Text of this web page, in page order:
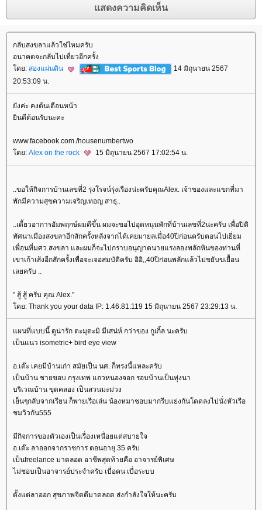
กลับสงขลาแล้วใช่ไหมครับ
อนาคตจะกลับไปเที่ยวอีกครั้ง
ดย: สองแผ่นดิน
14 มิถุนายน 2567
20:53:09 น.
ังค่ะ คงต้นเดือนหน้า
ินดีต้อนรับนะคะ
www.facebook.com./housenumbertwo
ดย: Alex on the rock 15 มิถุนายน 2567 17:02:54 น.
..ขอให้กิจการบ้านเลขที่2 รุ่งโรจน์รุ่งเรืองน่ะครับคุณAlex. เจ้าของและแขกที่มา
พักมีความสุขความเจริญเทอญ สาธุ..
..เดี้ยวอาการอัมพฤกษ์ผมดีขึ้น ผมจะขอไปอุดหนุนพักที่บ้านเลขที่2น่ะครับ เพื่อปิติ
ทัศนาเมืองสงขลาอีกสักครั้งหลังจากได้เคยมายลเมื่อ40ปีก่อนครับตอนไปเยี่ยม
เพื่อนที่มศว.สงขลา และผมก็จะไปกราบอนุญาตนายแรงลองพลักหินของท่านที่
เขาเก้าเส้งอีกสักครั้งเพื่อจะเจอสมบัติครับ อิอิ,,40ปีก่อนพลักแล้วไม่ขยับขเยื้อน
เลยครับ ..
" สู้ สู้ ครับ คุณ Alex."
ดย: Thank you your data IP: 1.46.81.119 15 มิถุนายน 2567 23:29:13 น.
ผนที่แบบนี้ ดูน่ารัก ตะมุตะมิ มีเสน่ห์ กว่าของ กูเกิ้ล นะครับ
เป็นแนว isometric+ bird eye view
อ.เต๊ะ เคยมีบ้านเก่า สมัยเป็น นศ. ก็ทรงนี้แหละครับ
เป็นบ้าน ชายขอบ กรุงเทพ แถวหนองจอก รอบบ้านเป็นทุ่งนา
บริเวณบ้าน ขุดคลอง เป็นสวนมะม่วง
เย็นๆกลับจากเรียน ก็พายเรือเล่น น้องหมาชอบมากรีบแย่งกันโดดลงไปนั่งหัวเรือ
ชมวิวกัน555
มีกิจการของตัวเองเป็นเรื่องเหนื่อยแต่สบายใจ
อ.เต๊ะ ลาออกจากราชการ ตอนอายุ 35 ครับ
เป็นfreelance มาตลอด อาชีพสุดท้ายคือ อาจารย์พิเศษ
ไม่ชอบเป็นอาจารย์ประจำครับ เบื่อคน เบื่อระบบ
ตั้งแต่ลาออก สุขภาพจิตดีมาตลอด ส่งกำลังใจให้นะครับ